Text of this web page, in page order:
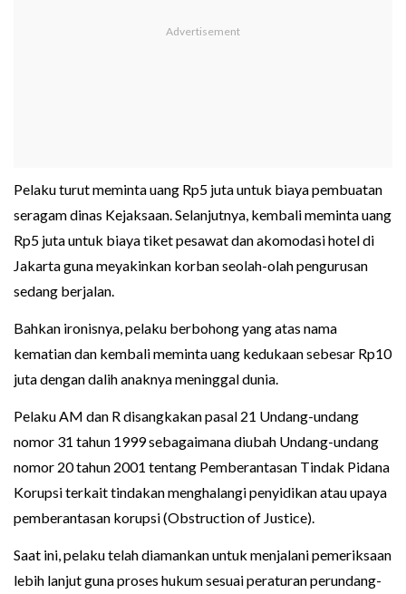
Pelaku turut meminta uang Rp5 juta untuk biaya pembuatan
seragam dinas Kejaksaan. Selanjutnya, kembali meminta uang
Rp5 juta untuk biaya tiket pesawat dan akomodasi hotel di
Jakarta guna meyakinkan korban seolah-olah pengurusan
sedang berjalan.
Bahkan ironisnya, pelaku berbohong yang atas nama
kematian dan kembali meminta uang kedukaan sebesar Rp10
juta dengan dalih anaknya meninggal dunia.
Pelaku AM dan R disangkakan pasal 21 Undang-undang
nomor 31 tahun 1999 sebagaimana diubah Undang-undang
nomor 20 tahun 2001 tentang Pemberantasan Tindak Pidana
Korupsi terkait tindakan menghalangi penyidikan atau upaya
pemberantasan korupsi (Obstruction of Justice).
Saat ini, pelaku telah diamankan untuk menjalani pemeriksaan
lebih lanjut guna proses hukum sesuai peraturan perundang-